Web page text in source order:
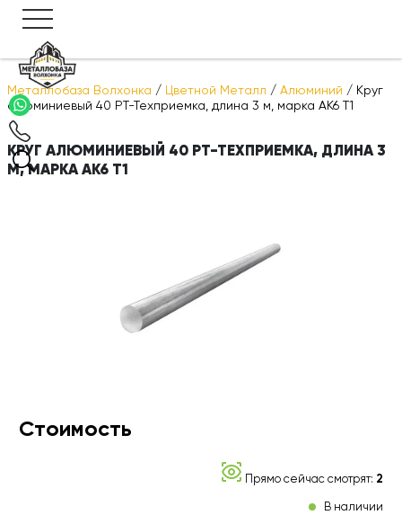
Металлобаза Волхонка / Цветной Металл / Алюминий / Круг
алюминиевый 40 РТ-Техприемка, длина 3 м, марка АК6 Т1
КРУГ АЛЮМИНИЕВЫЙ 40 РТ-ТЕХПРИЕМКА, ДЛИНА 3
М, МАРКА АК6 Т1
Стоимость
Прямо сейчас смотрят: 2
В наличии